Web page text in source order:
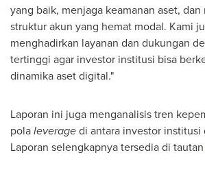
yang baik, menjaga keamanan aset, dan
struktur akun yang hemat modal. Kami
menghadirkan layanan dan dukungan
tertinggi agar investor institusi bisa
dinamika aset digital."
Laporan ini juga menganalisis tren
polaleveragedi antara investor institusi
Laporan selengkapnya tersedia di tautan